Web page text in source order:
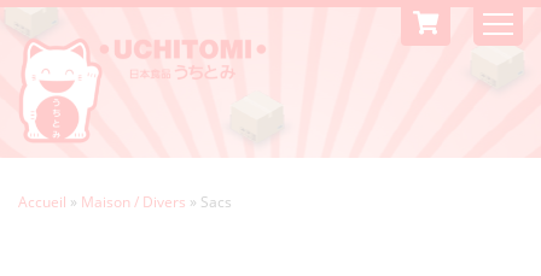
Accueil » Maison / Divers » Sacs